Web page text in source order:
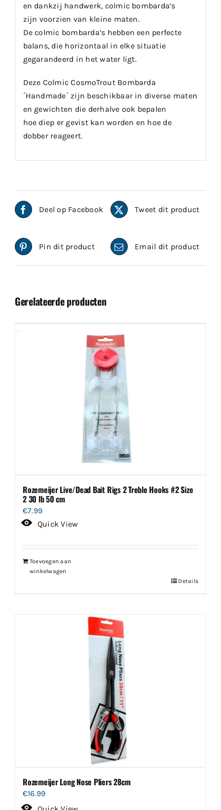
en dankzij handwerk, colmic bombarda’s
zijn voorzien van kleine maten.
De colmic bombarda’s hebben een perfecte
balans, die horizontaal in elke situatie
gegarandeerd in het water ligt.
Deze Colmic CosmoTrout Bombarda
´Handmade´ zijn beschikbaar in diverse maten
en gewichten die derhalve ook bepalen
hoe diep er gevist kan worden en hoe de
dobber reageert.
Deel op Facebook Tweet dit product
Pin dit product Email dit product
Gerelateerde producten
Rozemeijer Live/Dead Bait Rigs 2 Treble Hooks #2 Size
2 30 lb 50 cm
€7.99
Quick View
Toevoegen aan
winkelwagen
Details
Rozemeijer Long Nose Pliers 28cm
€16.99